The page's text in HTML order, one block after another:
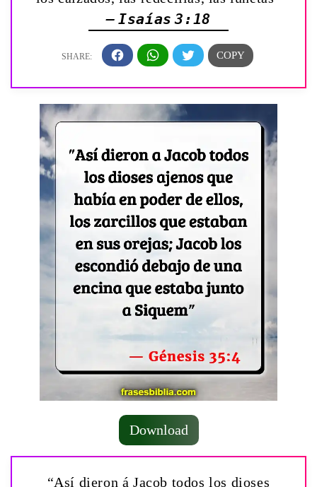
— Isaías 3:18
Download
“Así dieron á Jacob todos los dioses